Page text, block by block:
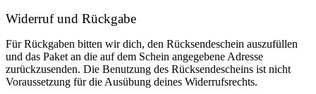
Widerruf und Rückgabe
Für Rückgaben bitten wir dich, den Rücksendeschein auszufüllen
und das Paket an die auf dem Schein angegebene Adresse
zurückzusenden. Die Benutzung des Rücksendescheins ist nicht
Voraussetzung für die Ausübung deines Widerrufsrechts.